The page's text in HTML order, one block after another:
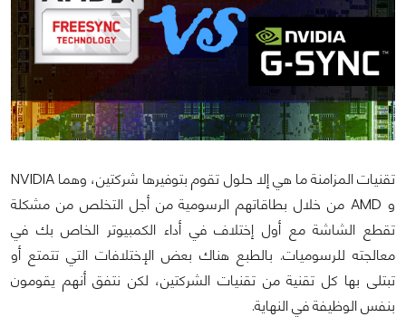
تقنيات المزامنة ما هي إلا حلول تقوم بتوفيرها شركتين، وهما NVIDIA
و AMD من خلال بطاقاتهم الرسومية من أجل التخلص من مشكلة
تقطع الشاشة مع أول إختلاف في أداء الكمبيوتر الخاص بك في
معالجته للرسوميات. بالطبع هناك بعض الإختلافات التي تتمتع أو
تبتلى بها كل تقنية من تقنيات الشركتين، لكن نتفق أنهم يقومون
بنفس الوظيفة في النهاية.